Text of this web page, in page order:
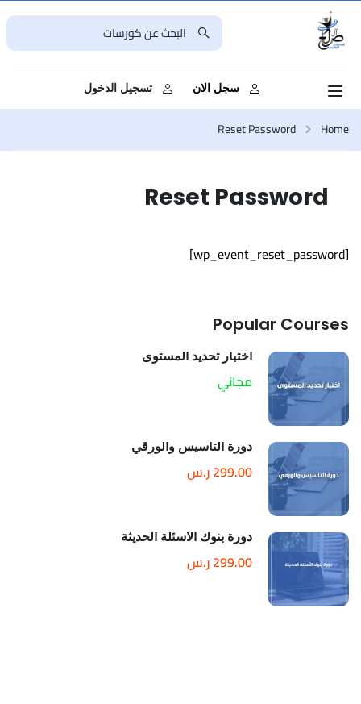
سجل الان تسجيل الدخول
Home
Reset Password
Reset Password
[wp_event_reset_password]
Popular Courses
اختبار تحديد المستوى
مجاني
دورة التأسيس والورقي
299.00 ر.س
دورة بنوك الاسئلة الحديثة
299.00 ر.س